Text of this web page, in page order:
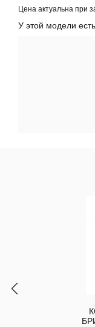
Цена актуальна при
У этой модели есть